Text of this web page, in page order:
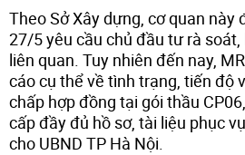
Theo Sở Xây dựng, cơ quan này
27/5 yêu cầu chủ đầu tư rà
liên quan. Tuy nhiên đến nay,
cáo cụ thể về tình trạng, tiến độ
chấp hợp đồng tại gói thầu
cấp đầy đủ hồ sơ, tài liệu phục
cho UBND TP Hà Nội.